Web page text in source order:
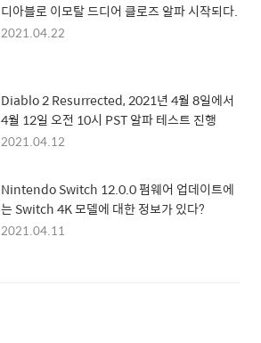
디아블로 이모탈 드디어 클로즈 알파 시작되다.
2021.04.22
Diablo 2 Resurrected, 2021년 4월 8일에서
4월 12일 오전 10시 PST 알파 테스트 진행
2021.04.12
Nintendo Switch 12.0.0 펌웨어 업데이트에
는 Switch 4K 모델에 대한 정보가 있다?
2021.04.11